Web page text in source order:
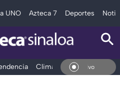
UNO Azteca 7 Deportes
Clima Deportes
En Vivo